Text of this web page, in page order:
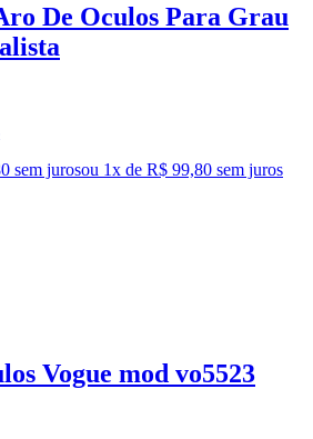
De Oculos Para Grau
sem jurosou 1x de R$ 99,80 sem juros
Vogue mod vo5523